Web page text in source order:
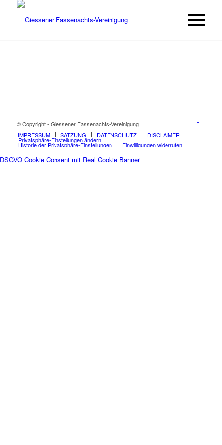
© Copyright - Giessener Fassenachts-Vereinigung
IMPRESSUM
SATZUNG DATENSCHUTZ DISCLAIMER
Privatsphäre-Einstellungen ändern
Historie der Privatsphäre-Einstellungen Einwilligungen widerrufen
DSGVO Cookie Consent mit Real Cookie Banner